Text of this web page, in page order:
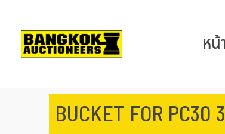
ห
BUCKET FOR PC30